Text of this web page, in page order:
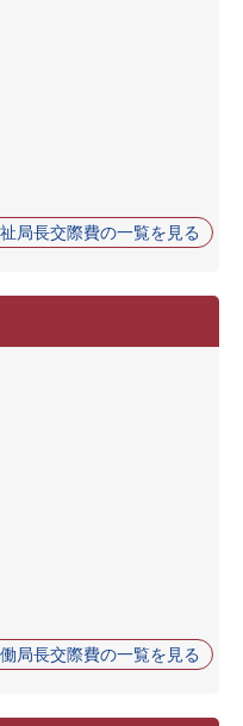
局長交際費の一覧を見る
局長交際費の一覧を見る